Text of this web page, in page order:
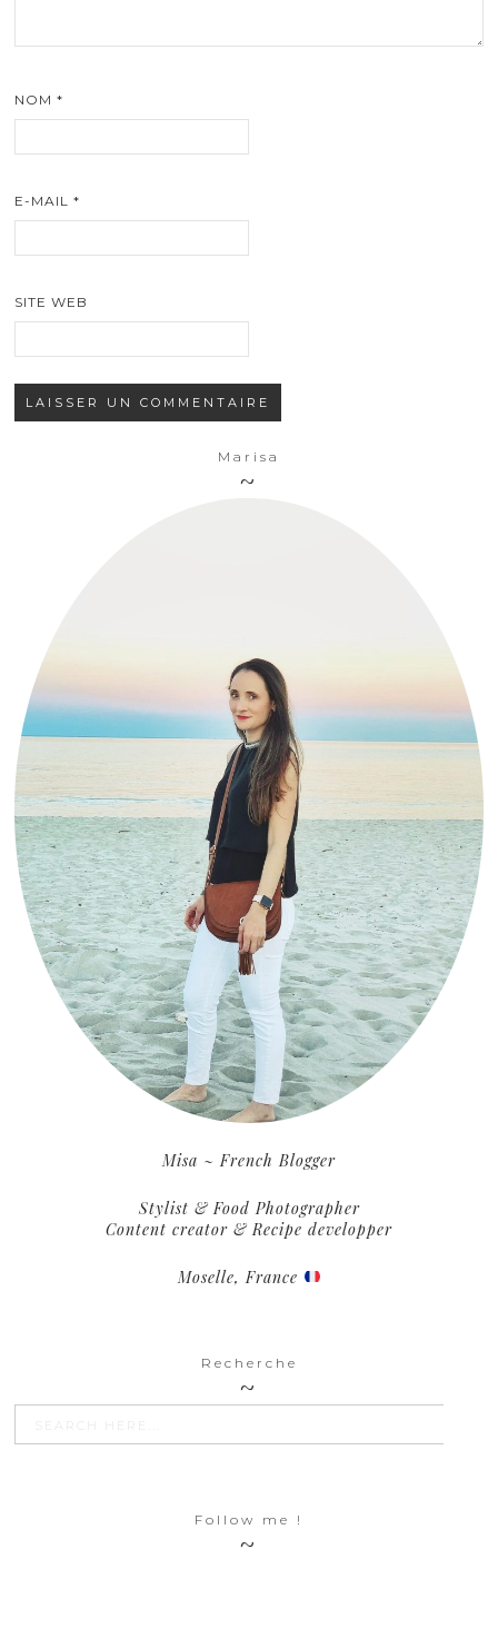
NOM*
E-MAIL*
SITE WEB
Marisa
Misa ~ French Blogger
Stylist & Food Photographer
Content creator & Recipe developper
Moselle, France
Recherche
Search SEARCH
Follow me !